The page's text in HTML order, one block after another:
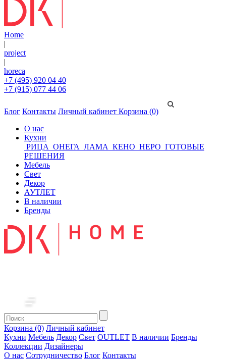
Home
|
project
|
horeca
+7 (495) 920 04 40
+7 (915) 077 44 06
Блог Контакты Личный кабинет Корзина (0)
О нас
Кухни
РИЦА ОНЕГА ЛАМА КЕНО НЕРО ГОТОВЫЕ
РЕШЕНИЯ
Мебель
Свет
Декор
АУТЛЕТ
В наличии
Бренды
Корзина (0) Личный кабинет
Кухни Мебель Декор Свет OUTLET В наличии Бренды
Коллекции Дизайнеры
О нас Сотрудничество Блог Контакты